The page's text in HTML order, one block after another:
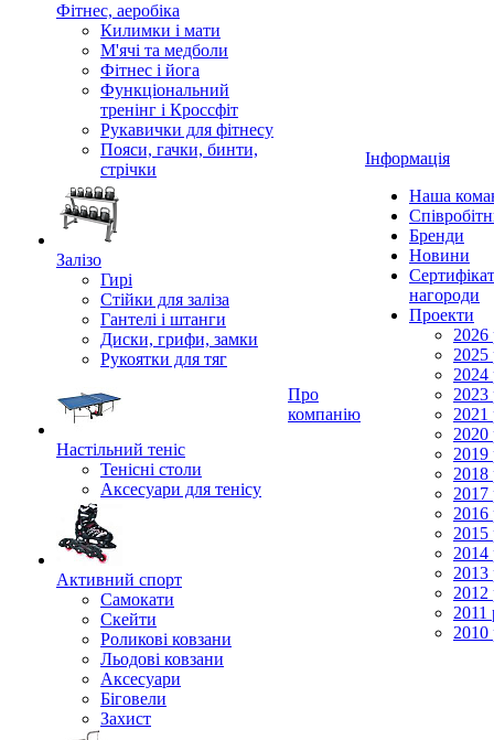
Фітнес, аеробіка
Килимки і мати
М'ячі та медболи
Фітнес і йога
Функціональний
тренінг і Кроссфіт
Рукавички для фітнесу
Пояси, гачки, бинти,
стрічки
Залізо
Гирі
Стійки для заліза
Гантелі і штанги
Диски, грифи, замки
Рукоятки для тяг
Настільний теніс
Тенісні столи
Аксесуари для тенісу
Активний спорт
Самокати
Скейти
Роликові ковзани
Льодові ковзани
Аксесуари
Біговели
Захист
Про
компанію
Інформація
Наша
Бренди
Новини
нагороди
Проекти
2026
2025
2024
2023
2021
2020
2019
2018
2017
2016
2015
2014
2013
2012
2011
2010